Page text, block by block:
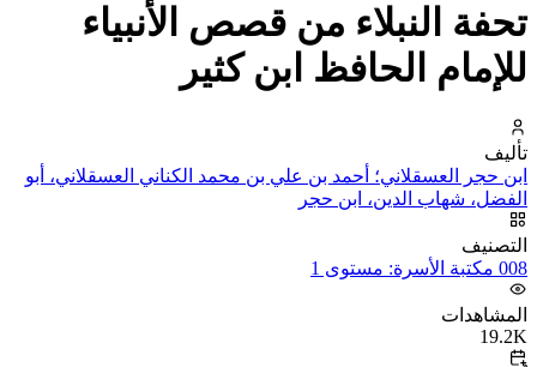
تحفة النبلاء من قصص الأنبياء
للإمام الحافظ ابن كثير
تأليف
ابن حجر العسقلاني؛ أحمد بن علي بن محمد الكناني العسقلاني، أبو
الفضل، شهاب الدين، ابن حجر
التصنيف
008 مكتبة الأسرة: مستوى 1
المشاهدات
19.2K